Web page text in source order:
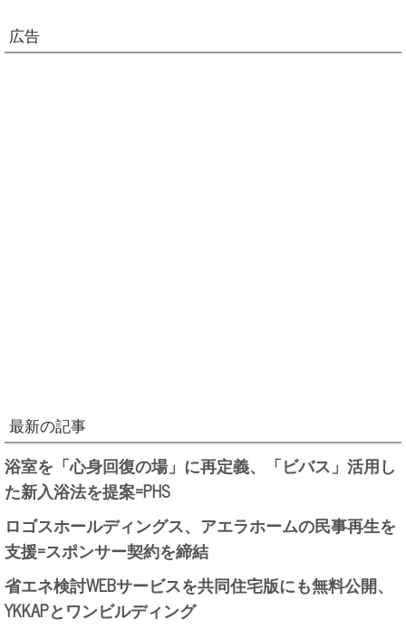
広告
最新の記事
浴室を「心身回復の場」に再定義、「ビバス」活用し
た新入浴法を提案=PHS
ロゴスホールディングス、アエラホームの民事再生を
支援=スポンサー契約を締結
省エネ検討WEBサービスを共同住宅版にも無料公開、
YKKAPとワンビルディング